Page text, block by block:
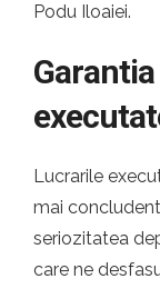
Podu Iloaiei.
Lucrarile
mai
seriozitatea
care ne